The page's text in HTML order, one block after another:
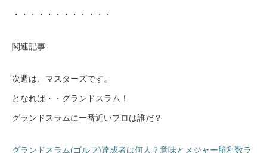
・・・・・・・・・・・・
関連記事
次週は、マスターズです。
となれば・・グランドスラム！
グランドスラムに一番近いプロは誰だ？
グランドスラム(ゴルフ)達成者は何人？意味とメジャー勝利数ラ